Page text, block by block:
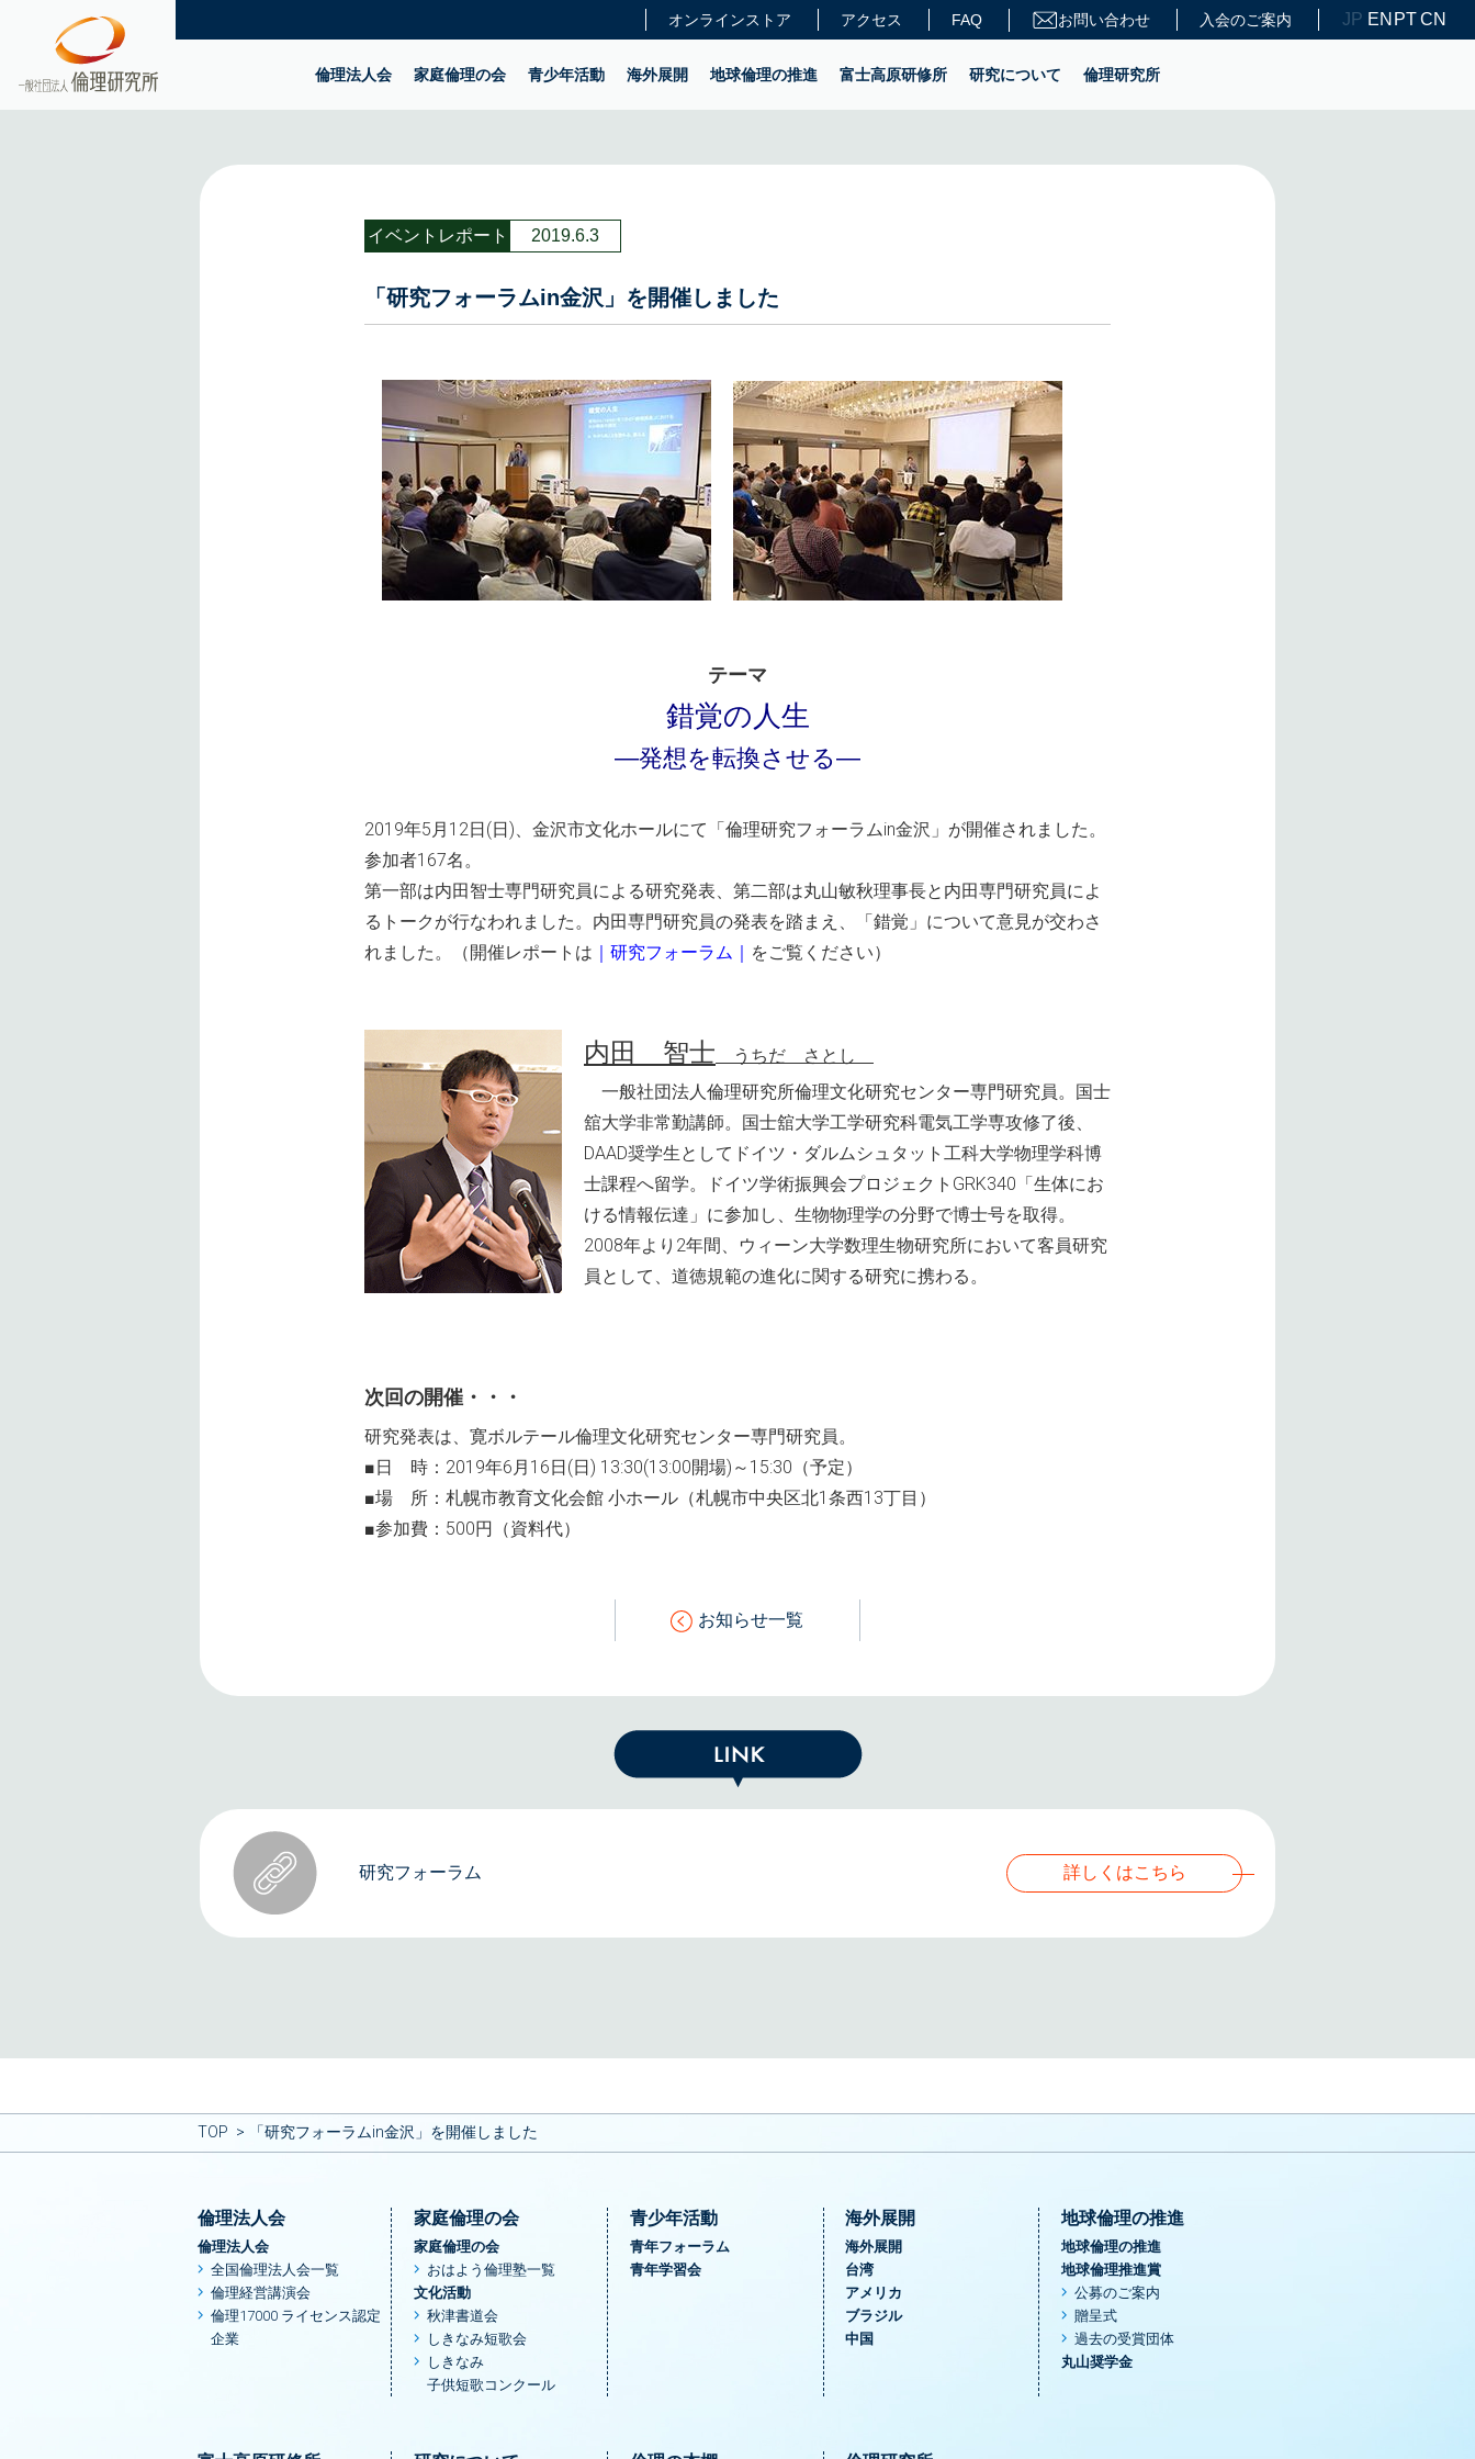
オンラインストア アクセス FAQ お問い合わせ 入会のご案内 JP EN PTCN
倫理法人会 家庭倫理の会 青少年活動 海外展開 地球倫理の推進 富士高原研修所 研究について 倫理研究所
イベントレポート 2019.6.3
「研究フォーラムin金沢」を開催しました
テーマ
錯覚の人生
―発想を転換させる―
2019年5月12日(日)、金沢市文化ホールにて「倫理研究フォーラムin金沢」が開催されました。
参加者167名。
第一部は内田智士専門研究員による研究発表、第二部は丸山敏秋理事長と内田専門研究員によ
るトークが行なわれました。内田専門研究員の発表を踏まえ、「錯覚」について意見が交わさ
れました。（開催レポートは ｜研究フォーラム｜ をご覧ください）
内田 智士
うちだ さとし
一般社団法人倫理研究所倫理文化研究センター専門研究員。国士
舘大学非常勤講師。国士舘大学工学研究科電気工学専攻修了後、
DAAD奨学生としてドイツ・ダルムシュタット工科大学物理学科博
士課程へ留学。ドイツ学術振興会プロジェクトGRK340「生体にお
ける情報伝達」に参加し、生物物理学の分野で博士号を取得。
2008年より2年間、ウィーン大学数理生物研究所において客員研究
員として、道徳規範の進化に関する研究に携わる。
次回の開催・・・
研究発表は、寛ボルテール倫理文化研究センター専門研究員。
■日 時：2019年6月16日(日) 13:30(13:00開場)～15:30（予定）
■場 所：札幌市教育文化会館 小ホール（札幌市中央区北1条西13丁目）
■参加費：500円（資料代）
お知らせ一覧
研究フォーラム 詳しくはこちら
TOP 「研究フォーラムin金沢」を開催しました
倫理法人会
倫理法人会
全国倫理法人会一覧
倫理経営講演会
倫理17000 ライセンス認定
企業
家庭倫理の会
家庭倫理の会
おはよう倫理塾一覧
文化活動
秋津書道会
しきなみ短歌会
しきなみ
子供短歌コンクール
青少年活動
青年フォーラム
青年学習会
海外展開
海外展開
台湾
アメリカ
ブラジル
中国
地球倫理の推進
地球倫理の推進
地球倫理推進賞
公募のご案内
贈呈式
過去の受賞団体
丸山奨学金